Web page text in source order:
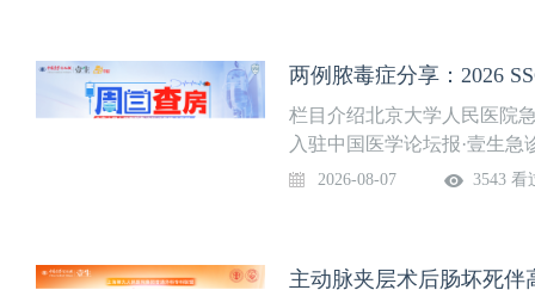
两例脓毒症分享：2026
栏目介绍北京大学人民医院
入驻中国医学论坛报·壹生
部免费开放，供临床同道交
2026-08-07 3543 看